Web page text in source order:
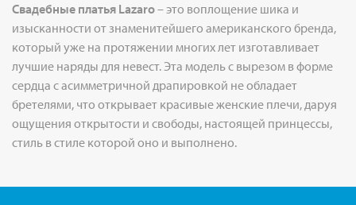
Свадебные платья Lazaro– это воплощение шика и
изысканности от знаменитейшего американского бренда,
который уже на протяжении многих лет изготавливает
лучшие наряды для невест. Эта модель с вырезом в форме
сердца с асимметричной драпировкой не обладает
бретелями, что открывает красивые женские плечи, даруя
ощущения открытости и свободы, настоящей принцессы,
стиль в стиле которой оно и выполнено.